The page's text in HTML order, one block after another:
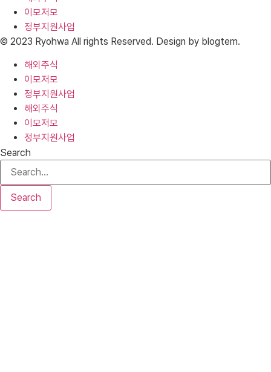
이모저모
정부지원사업
© 2023 Ryohwa All rights Reserved. Design by blogtem.
해외주식
이모저모
정부지원사업
해외주식
이모저모
정부지원사업
Search
Search